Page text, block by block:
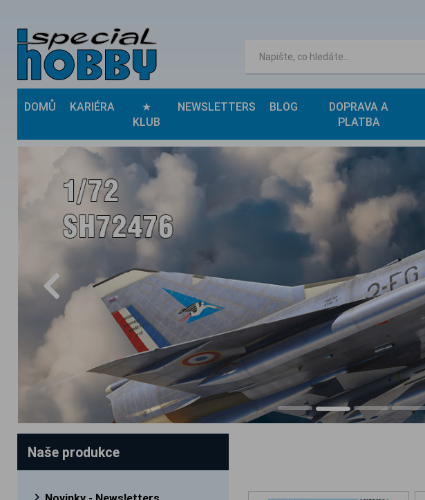
DOMŮ KARIÉRA
★
KLUB
NEWSLETTERS BLOG
DOPRAVA A
PLATBA
Naše produkce